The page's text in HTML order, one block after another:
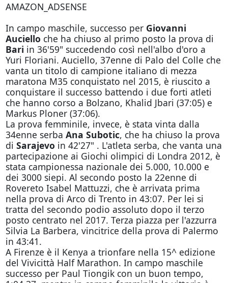
AMAZON_ADSENSE
In campo maschile, successo per Giovanni
Auciello che ha chiuso al primo posto la prova di
Bari in 36'59" succedendo così nell'albo d'oro a
Yuri Floriani. Auciello, 37enne di Palo del Colle che
vanta un titolo di campione italiano di mezza
maratona M35 conquistato nel 2015, è riuscito a
conquistare il successo battendo i due forti atleti
che hanno corso a Bolzano, Khalid Jbari (37:05) e
Markus Ploner (37:06).
La prova femminile, invece, è stata vinta dalla
34enne serba Ana Subotic, che ha chiuso la prova
di Sarajevo in 42'27" . L'atleta serba, che vanta una
partecipazione ai Giochi olimpici di Londra 2012, è
stata campionessa nazionale dei 5.000, 10.000 e
dei 3000 siepi. Al secondo posto la 22enne di
Rovereto Isabel Mattuzzi, che è arrivata prima
nella prova di Arco di Trento in 43:07. Per lei si
tratta del secondo podio assoluto dopo il terzo
posto centrato nel 2017. Terza piazza per l'azzurra
Silvia La Barbera, vincitrice della prova di Palermo
in 43:41.
A Firenze è il Kenya a trionfare nella 15^ edizione
del Vivicittà Half Marathon. In campo maschile
successo per Paul Tiongik con un buon tempo,